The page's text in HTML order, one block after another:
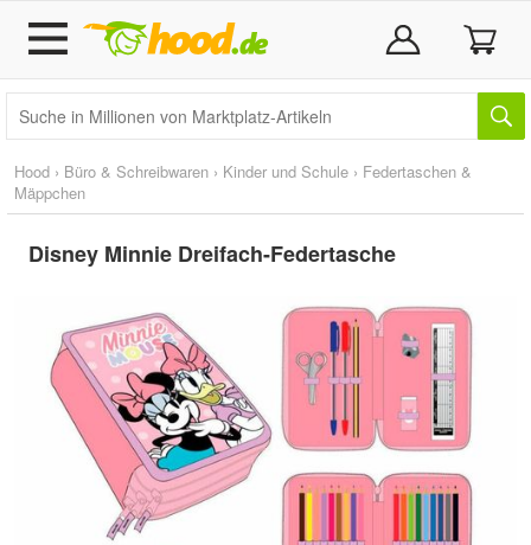
Hood › Büro & Schreibwaren › Kinder und Schule › Federtaschen &
Mäppchen
Disney Minnie Dreifach-Federtasche